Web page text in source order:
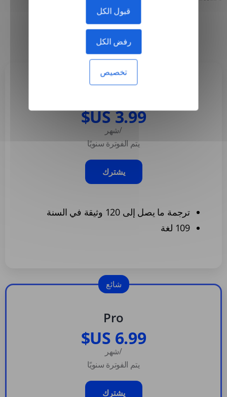
قبول الكل
رفض الكل
تخصيص
شهريا سنوي
‏3.99 US$
/شهر
يتم الفوترة سنويًا
يشترك
ترجمة ما يصل إلى 120 وثيقة في السنة
109 لغة
Pro
/شهر
يتم الفوترة سنويًا
يشترك
شائع